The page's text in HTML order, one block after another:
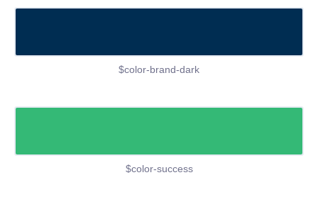
$color-brand-dark
$color-success